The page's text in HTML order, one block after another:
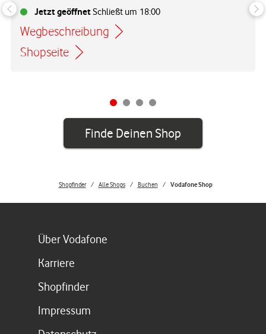
Jetzt geöffnetSchließt um 18:00
Wegbeschreibung
Link öffnet in einem neuen Tab
Shopseite
Finde Deinen Shop
Shopfinder Alle Shops Buchen Vodafone Shop
Über Vodafone
Karriere
ShopfinderLink öffnet in einem neuen Tab
Impressum